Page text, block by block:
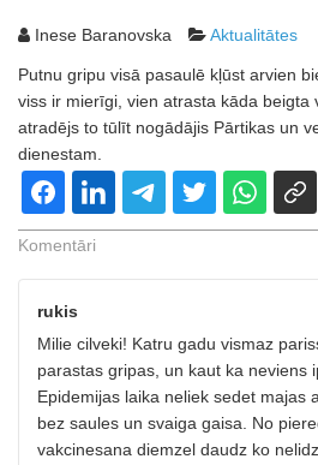
Inese Baranovska Aktualitātes
Putnu gripu visā pasaulē kļūst arvien
viss ir mierīgi, vien atrasta kāda
atradējs to tūlīt nogādājis Pārtikas un
dienestam.
Komentāri
rukis
Milie cilveki! Katru gadu vismaz
parastas gripas, un kaut ka neviens
Epidemijas laika neliek sedet majas
bez saules un svaiga gaisa. No
vakcinesana diemzel daudz ko